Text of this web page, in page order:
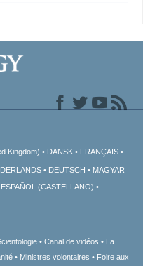
Kingdom) DANSK FRANÇAIS
DEUTSCH
MAGYAR
ESPAÑOL (CASTELLANO)
Canal de vidéos
La
Ministres volontaires Foire aux